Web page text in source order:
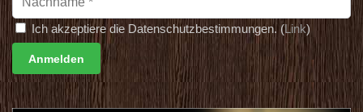
Ich akzeptiere die Datenschutzbestimmungen. (Link)